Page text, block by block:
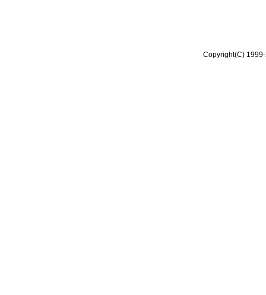
Copyright(C)